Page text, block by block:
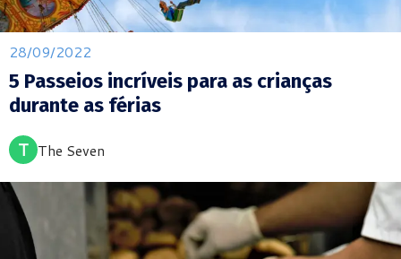
28/09/2022
5 Passeios incríveis para as crianças
durante as férias
T The Seven